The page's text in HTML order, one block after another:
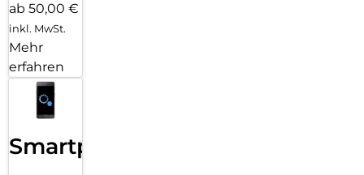
ab 50,00 €
inkl. MwSt.
Mehr
erfahren
Smartphone